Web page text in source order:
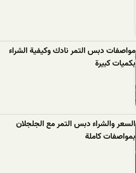
مواصفات دبس التمر نادك وكيفية الشراء
بكميات كبيرة
السعر والشراء دبس التمر مع الجلجلان
بمواصفات كاملة